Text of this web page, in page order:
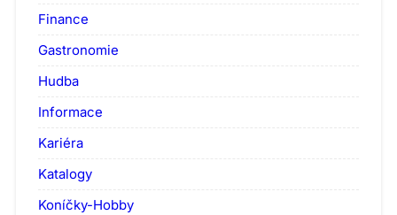
Finance
Gastronomie
Hudba
Informace
Kariéra
Katalogy
Koníčky-Hobby